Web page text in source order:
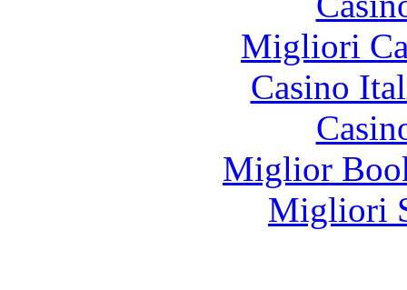
Migliori
Casino
Miglior
Migliori